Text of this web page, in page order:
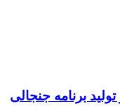
برنامه جنجالی